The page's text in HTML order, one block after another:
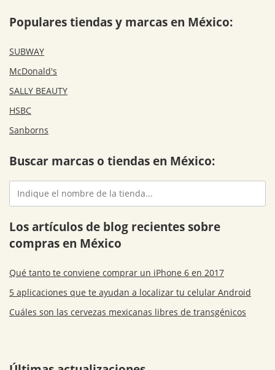
Populares tiendas y marcas en México:
SUBWAY
McDonald's
SALLY BEAUTY
HSBC
Sanborns
Buscar marcas o tiendas en México:
Los artículos de blog recientes sobre
compras en México
Qué tanto te conviene comprar un iPhone 6 en 2017
5 aplicaciones que te ayudan a localizar tu celular Android
Cuáles son las cervezas mexicanas libres de transgénicos